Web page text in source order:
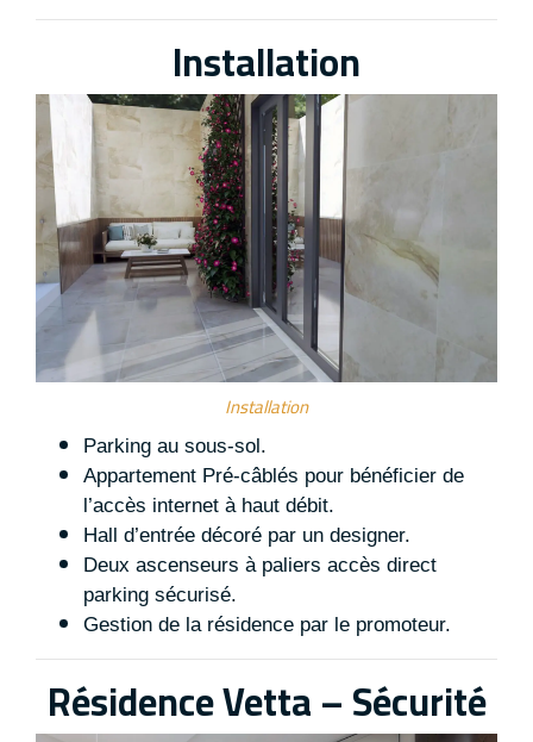
Installation
Installation
Parking au sous-sol.
Appartement Pré-câblés pour bénéficier de
l’accès internet à haut débit.
Hall d’entrée décoré par un designer.
Deux ascenseurs à paliers accès direct
parking sécurisé.
Gestion de la résidence par le promoteur.
Résidence Vetta – Sécurité